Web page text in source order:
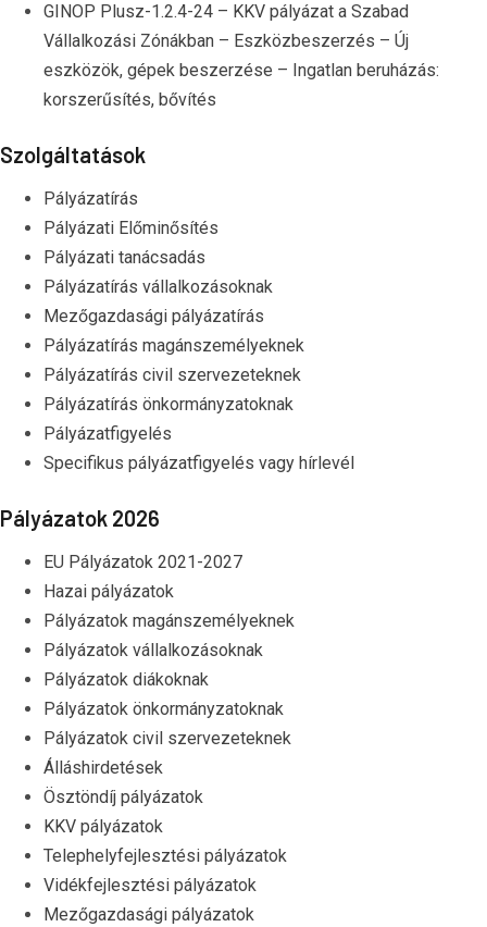
GINOP Plusz-1.2.4-24 – KKV pályázat a Szabad
Vállalkozási Zónákban – Eszközbeszerzés – Új
eszközök, gépek beszerzése – Ingatlan beruházás:
korszerűsítés, bővítés
Szolgáltatások
Pályázatírás
Pályázati Előminősítés
Pályázati tanácsadás
Pályázatírás vállalkozásoknak
Mezőgazdasági pályázatírás
Pályázatírás magánszemélyeknek
Pályázatírás civil szervezeteknek
Pályázatírás önkormányzatoknak
Pályázatfigyelés
Specifikus pályázatfigyelés vagy hírlevél
Pályázatok 2026
EU Pályázatok 2021-2027
Hazai pályázatok
Pályázatok magánszemélyeknek
Pályázatok vállalkozásoknak
Pályázatok diákoknak
Pályázatok önkormányzatoknak
Pályázatok civil szervezeteknek
Álláshirdetések
Ösztöndíj pályázatok
KKV pályázatok
Telephelyfejlesztési pályázatok
Vidékfejlesztési pályázatok
Mezőgazdasági pályázatok